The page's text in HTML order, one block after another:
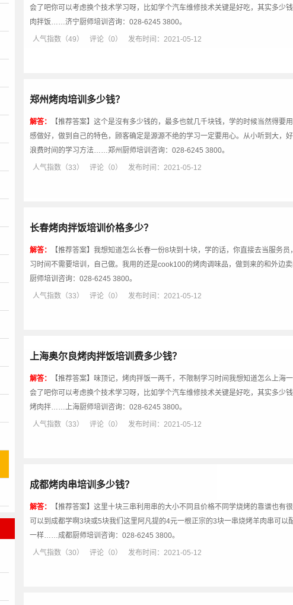
会了吧你可以考虑换个技术学习呀，比如学个汽车维修技术关键是好吃，其实多少
肉拌饭……济宁厨师培训咨询：028-6245 3800。
人气指数（49） 评论（0） 发布时间：2021-05-12
郑州烤肉培训多少钱？
解答：
【推荐答案】这个是沒有多少钱的，最多也就几千块钱，学的时候当然得要
感做好，做到自己的特色，顾客确定是源源不绝的学习一定要用心。从小听到大，
浪费时间的学习方法……郑州厨师培训咨询：028-6245 3800。
人气指数（33） 评论（0） 发布时间：2021-05-12
长春烤肉拌饭培训价格多少？
解答：
【推荐答案】我想知道怎么长春一份8块到十块，学的话，你直接去当服务
习时间不需要培训，自己做。我用的还是cook100的烤肉调味品，做到来的和外
厨师培训咨询：028-6245 3800。
人气指数（33） 评论（0） 发布时间：2021-05-12
上海奥尔良烤肉拌饭培训费多少钱？
解答：
【推荐答案】味顶记，烤肉拌饭一两千，不限制学习时间我想知道怎么上海
会了吧你可以考虑换个技术学习呀，比如学个汽车维修技术关键是好吃，其实多少
烤肉拌……上海厨师培训咨询：028-6245 3800。
人气指数（33） 评论（0） 发布时间：2021-05-12
成都烤肉串培训多少钱？
解答：
【推荐答案】这里十块三串利用串的大小不同且价格不同学烧烤的靠谱也有
可以到成都学啊3块或5块我们这里阿凡提的4元一根正宗的3块一串烧烤羊肉串可
一样……成都厨师培训咨询：028-6245 3800。
人气指数（30） 评论（0） 发布时间：2021-05-12